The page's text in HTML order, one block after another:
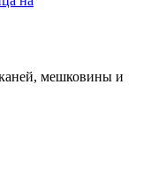
мешковины и